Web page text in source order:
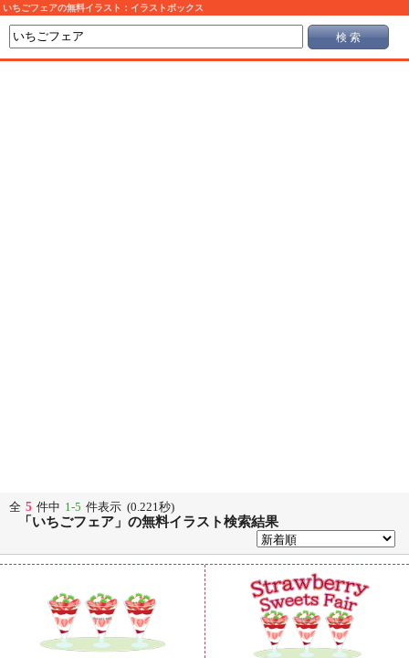
いちごフェアの無料イラスト：イラストボックス
検 索
全 5 件中 1-5 件表示 (0.221秒)
「いちごフェア」の無料イラスト検索結果